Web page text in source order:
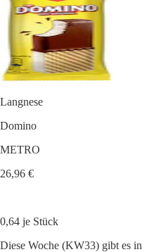
Langnese
Domino
METRO
26,96 €
0,64 je Stück
Diese Woche (KW33) gibt es in